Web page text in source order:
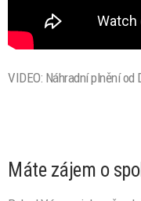
VIDEO: Náhradní plnění od
Máte zájem o